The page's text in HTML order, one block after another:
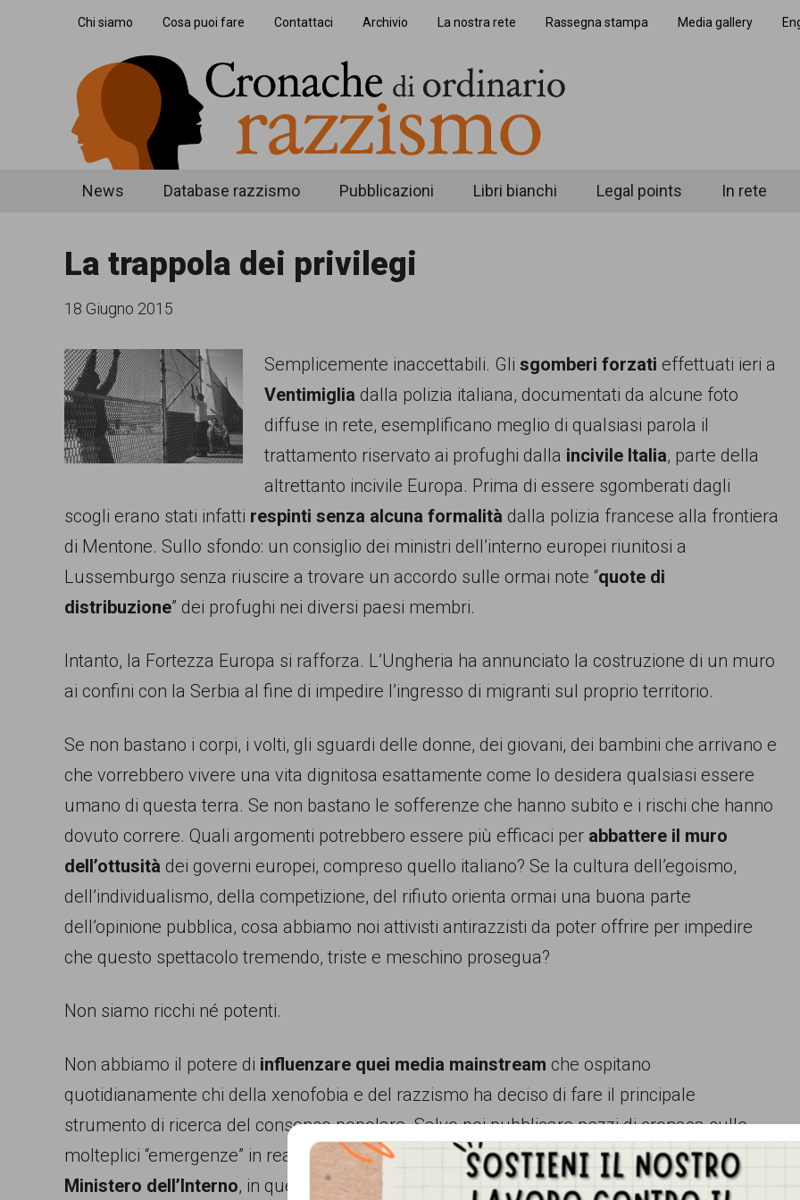
secondary
Chi siamo Cosa puoi fare Contattaci Archivio La nostra rete Rassegna stampa Media gallery
Cronache
ordinario
razzismo
Cronachediordinariorazzismo.org
sito
di
approfondimento
e
comunicazione
specificamente
al
fenomeno
del
razzismo
da
Lunaria
battono
le
pari
opportunità
e
la
News Database razzismo Pubblicazioni Libri bianchi Legal points In rete
La trappola dei privilegi
18 Giugno 2015
Semplicemente inaccettabili. Gli sgomberi forzati effettuati ieri a
Ventimiglia dalla polizia italiana, documentati da alcune foto
diffuse in rete, esemplificano meglio di qualsiasi parola il
trattamento riservato ai profughi dalla incivile Italia, parte della
altrettanto incivile Europa. Prima di essere sgomberati dagli
scogli erano stati infatti respinti senza alcuna formalità dalla polizia francese alla frontiera
di Mentone. Sullo sfondo: un consiglio dei ministri dell’interno europei riunitosi a
Lussemburgo senza riuscire a trovare un accordo sulle ormai note “quote di
distribuzione” dei profughi nei diversi paesi membri.
Intanto, la Fortezza Europa si rafforza. L’Ungheria ha annunciato la costruzione di un muro
ai confini con la Serbia al fine di impedire l’ingresso di migranti sul proprio territorio.
Se non bastano i corpi, i volti, gli sguardi delle donne, dei giovani, dei bambini che arrivano e
che vorrebbero vivere una vita dignitosa esattamente come lo desidera qualsiasi essere
umano di questa terra. Se non bastano le sofferenze che hanno subito e i rischi che hanno
dovuto correre. Quali argomenti potrebbero essere più efficaci per abbattere il muro
dell’ottusità dei governi europei, compreso quello italiano? Se la cultura dell’egoismo,
dell’individualismo, della competizione, del rifiuto orienta ormai una buona parte
dell’opinione pubblica, cosa abbiamo noi attivisti antirazzisti da poter offrire per impedire
che questo spettacolo tremendo, triste e meschino prosegua?
Non siamo ricchi né potenti.
Non abbiamo il potere di influenzare quei media mainstream che ospitano
quotidianamente chi della xenofobia e del razzismo ha deciso di fare il principale
strumento di ricerca del consenso popolare. Salvo poi pubblicare pezzi di cronaca sulle
molteplici “emergenze” in realtà scientificamente programmate da chi, in primo luogo il
Ministero dell’Interno, in questi anni ha ostacolato la creazione di un sistema di